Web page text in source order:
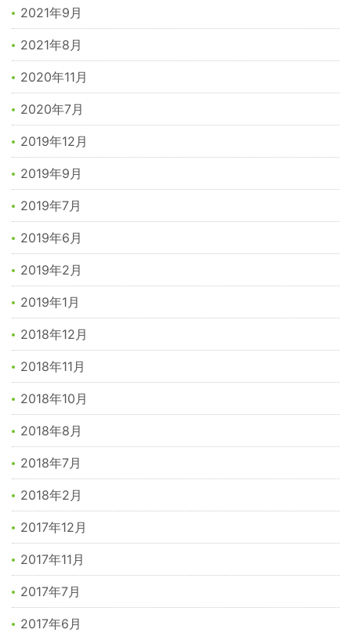
2021年9月
2021年8月
2020年11月
2020年7月
2019年12月
2019年9月
2019年7月
2019年6月
2019年2月
2019年1月
2018年12月
2018年11月
2018年10月
2018年8月
2018年7月
2018年2月
2017年12月
2017年11月
2017年7月
2017年6月